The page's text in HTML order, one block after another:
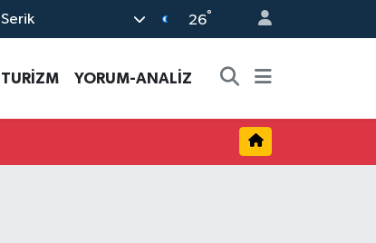
Serik 26°
TURİZM YORUM-ANALİZ